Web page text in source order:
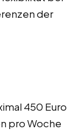
der
450 Euro
pro Woche